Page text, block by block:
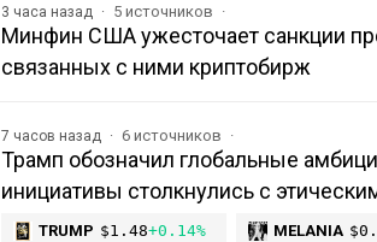
3 часа назад 5 источников
Минфин США ужесточает санкции
связанных с ними криптобирж
7 часов назад 6 источников
Трамп обозначил глобальные
инициативы столкнулись с
TRUMP $1.48+0.14% MELANIA